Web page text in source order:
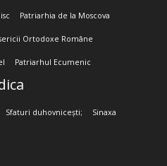
Patriarhia de la Moscova
Ortodoxe Române
Patriarhul Ecumenic
Sfaturi duhovnicești; Sinaxa